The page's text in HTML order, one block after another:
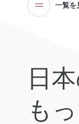
一覧を
日
も